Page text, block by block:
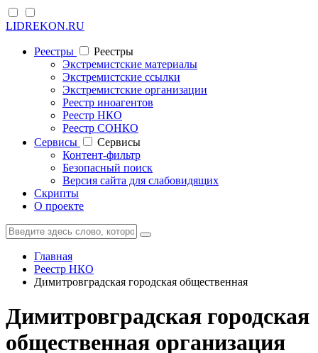
LIDREKON.RU
Реестры
Реестры
Экстремистские материалы
Экстремистские ссылки
Экстремистские организации
Реестр иноагентов
Реестр НКО
Реестр СОНКО
Cервисы
Cервисы
Контент-фильтр
Безопасный поиск
Версия сайта для слабовидящих
Скрипты
О проекте
Главная
Реестр НКО
Димитровградская городская общественная
Димитровградская городская
общественная организация